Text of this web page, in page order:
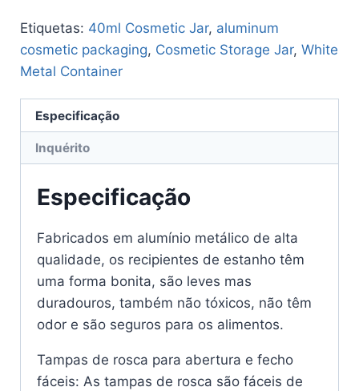
Etiquetas: 40ml Cosmetic Jar, aluminum
cosmetic packaging, Cosmetic Storage Jar, White
Metal Container
Especificação
Inquérito
Especificação
Fabricados em alumínio metálico de alta
qualidade, os recipientes de estanho têm
uma forma bonita, são leves mas
duradouros, também não tóxicos, não têm
odor e são seguros para os alimentos.
Tampas de rosca para abertura e fecho
fáceis: As tampas de rosca são fáceis de